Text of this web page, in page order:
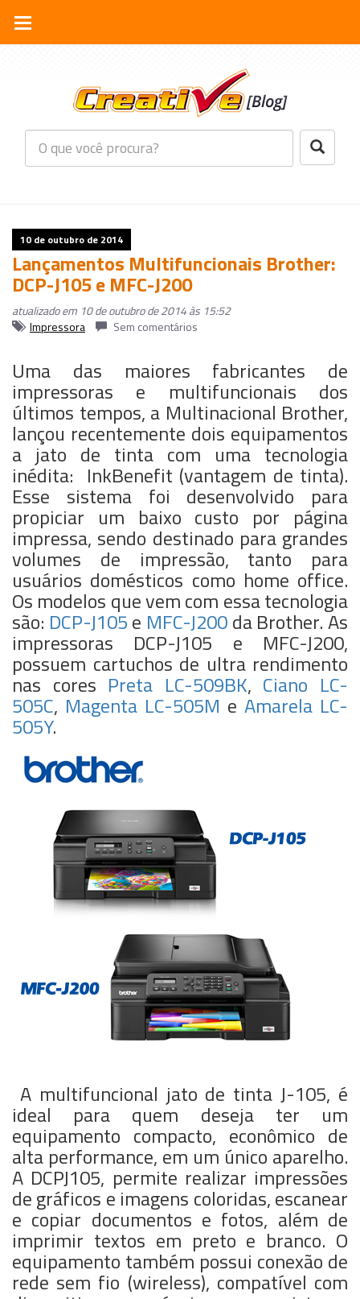
10 de outubro de 2014
Lançamentos Multifuncionais Brother:
DCP-J105 e MFC-J200
atualizado em 10 de outubro de 2014 às 15:52
Impressora
Sem comentários
Uma das maiores fabricantes de
impressoras e multifuncionais dos
últimos tempos, a Multinacional Brother,
lançou recentemente dois equipamentos
a jato de tinta com uma tecnologia
inédita: InkBenefit (vantagem de tinta).
Esse sistema foi desenvolvido para
propiciar um baixo custo por página
impressa, sendo destinado para grandes
volumes de impressão, tanto para
usuários domésticos como home office.
Os modelos que vem com essa tecnologia
são: DCP-J105e MFC-J200da Brother. As
impressoras DCP-J105 e MFC-J200,
possuem cartuchos de ultra rendimento
nas cores Preta LC-509BK, Ciano LC-
505C, Magenta LC-505M e Amarela LC-
505Y.
A multifuncional jato de tinta J-105, é
ideal para quem deseja ter um
equipamento compacto, econômico de
alta performance, em um único aparelho.
A DCPJ105, permite realizar impressões
de gráficos e imagens coloridas, escanear
e copiar documentos e fotos, além de
imprimir textos em preto e branco. O
equipamento também possui conexão de
rede sem fio (wireless), compatível com